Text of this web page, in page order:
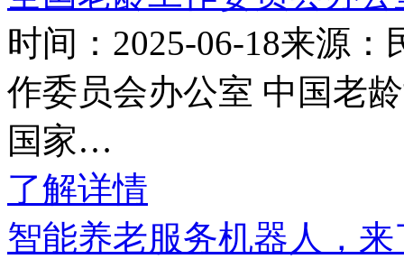
时间：2025-06-18来源
作委员会办公室 中国老
国家…
了解详情
智能养老服务机器人，来